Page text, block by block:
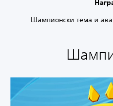
Шампионски тема и